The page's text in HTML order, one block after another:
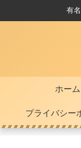
有
ホーム
プライバシー